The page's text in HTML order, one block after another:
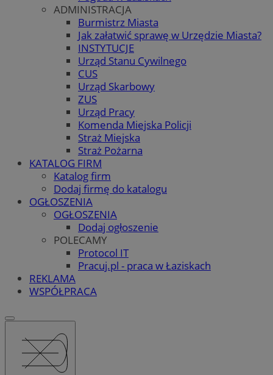
ADMINISTRACJA
Burmistrz Miasta
Jak załatwić sprawę w Urzędzie Miasta?
INSTYTUCJE
Urząd Stanu Cywilnego
CUS
Urząd Skarbowy
ZUS
Urząd Pracy
Komenda Miejska Policji
Straż Miejska
Straż Pożarna
KATALOG FIRM
Katalog firm
Dodaj firmę do katalogu
OGŁOSZENIA
OGŁOSZENIA
Dodaj ogłoszenie
POLECAMY
Protocol IT
Pracuj.pl - praca w Łaziskach
REKLAMA
WSPÓŁPRACA